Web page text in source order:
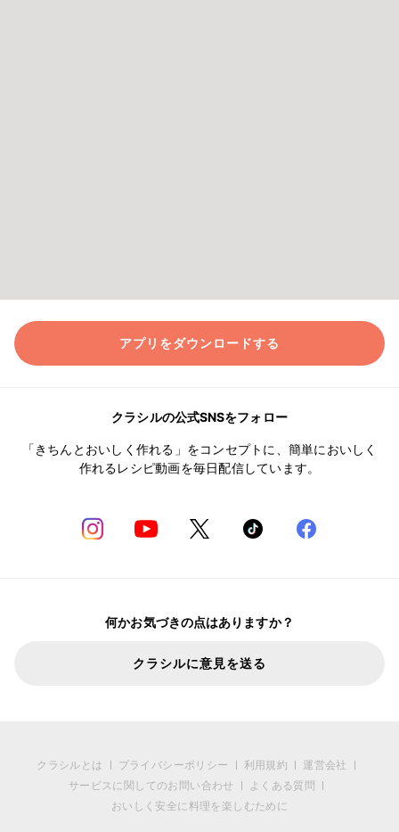
アプリをダウンロードする
クラシルの公式SNSをフォロー
「きちんとおいしく作れる」をコンセプトに、簡単においしく
作れるレシピ動画を毎日配信しています。
何かお気づきの点はありますか？
クラシルに意見を送る
クラシルとは プライバシーポリシー 利用規約
運営会社
サービスに関してのお問い合わせ
よくある質問
おいしく安全に料理を楽しむために